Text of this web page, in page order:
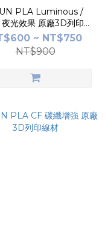
PLA Luminous /
光效果 原廠3D列印線
材
~ NT$750
NT$900